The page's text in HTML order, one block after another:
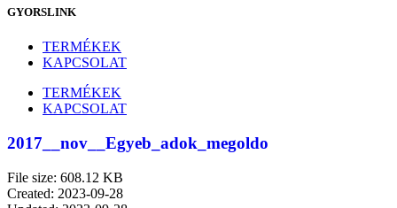
GYORSLINK
TERMÉKEK
KAPCSOLAT
TERMÉKEK
KAPCSOLAT
2017__nov__Egyeb_adok_megoldo
File size: 608.12 KB
Created: 2023-09-28